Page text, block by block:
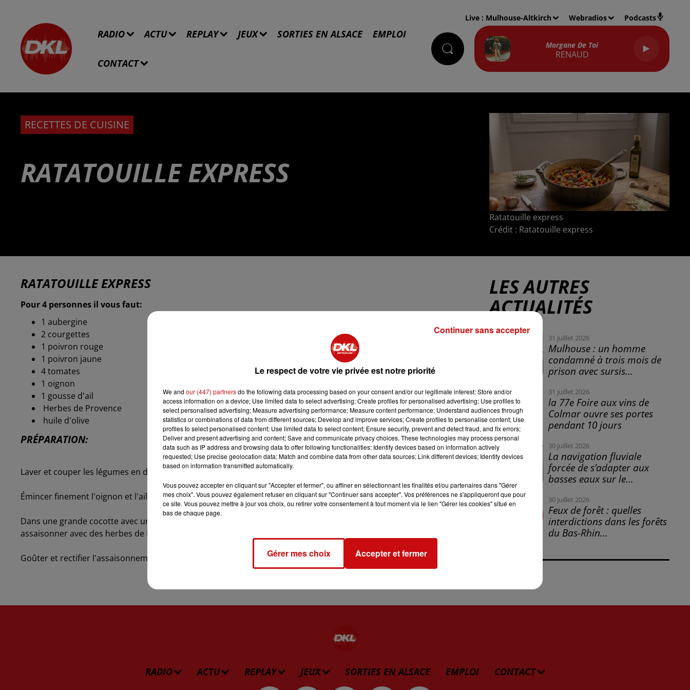
RADIO ACTU REPLAY JEUX SORTIES EN ALSACE EMPLOI
CONTACT
Live : Mulhouse-Altkirch Webradios Podcasts
Morgane De Toi
RENAUD
RECETTES DE CUISINE
RATATOUILLE EXPRESS
Ratatouille express
Crédit : Ratatouille express
RATATOUILLE EXPRESS
Pour 4 personnes il vous faut:
1 aubergine
2 courgettes
1 poivron rouge
1 poivron jaune
4 tomates
1 oignon
1 gousse d'ail
Herbes de Provence
huile d'olive
PRÉPARATION:
Laver et couper les légumes en dés (aubergine, courgettes, poivrons et tomates).
Émincer finement l'oignon et l'ail.
Dans une grande cocotte avec un filet d'huile d'olive, faire dorer l'ail et l'oignon. Ajouter tous les légumes,
assaisonner avec des herbes de Provence et laisser mijoter à couvert pendant une trentaine de minutes.
Goûter et rectifier l'assaisonnement. Servir avec des pâtes ou du riz !
LES AUTRES
ACTUALITÉS
31 juillet 2026
Mulhouse : un homme
condamné à trois mois de
prison avec sursis...
31 juillet 2026
la 77e Foire aux vins de
Colmar ouvre ses portes
pendant 10 jours
30 juillet 2026
La navigation fluviale
forcée de s’adapter aux
basses eaux sur le...
30 juillet 2026
Feux de forêt : quelles
interdictions dans les forêts
du Bas-Rhin...
RADIO ACTU REPLAY JEUX SORTIES EN ALSACE EMPLOI CONTACT
Le respect de votre vie privée est notre priorité
We and our (447) partnersdo the following data processing based on your consent and/or our legitimate interest: Store and/or
access information on a device; Use limited data to select advertising; Create profiles for personalised advertising; Use profiles to
select personalised advertising; Measure advertising performance; Measure content performance; Understand audiences through
statistics or combinations of data from different sources; Develop and improve services; Create profiles to personalise content; Use
profiles to select personalised content; Use limited data to select content; Ensure security, prevent and detect fraud, and fix errors;
Deliver and present advertising and content; Save and communicate privacy choices. These technologies may process personal
data such as IP address and browsing data to offer following functionalities: Identify devices based on information actively
requested; Use precise geolocation data; Match and combine data from other data sources; Link different devices; Identify devices
based on information transmitted automatically.
Vous pouvez accepter en cliquant sur "Accepter et fermer", ou affiner en sélectionnant les finalités et/ou partenaires dans "Gérer
mes choix". Vous pouvez également refuser en cliquant sur "Continuer sans accepter". Vos préférences ne s'appliqueront que pour
ce site. Vous pouvez mettre à jour vos choix, ou retirer votre consentement à tout moment via le lien "Gérer les cookies" situé en
bas de chaque page.
Gérer mes choix Accepter et fermer
Continuer sans accepter